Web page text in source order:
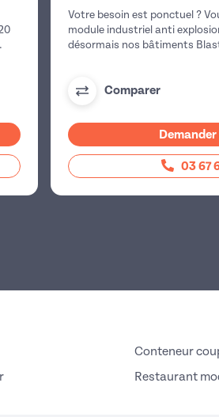
Votre besoin est ponctuel ?
module industriel anti
désormais nos bâtiments
Comparer
03 67
Conteneur
Restaurant